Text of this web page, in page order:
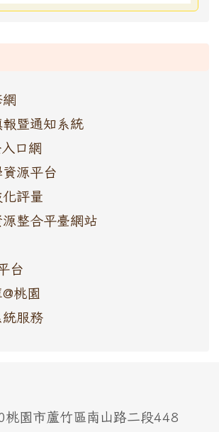
網
暨通知系統
口網
源平台
評量
整合平臺網站
台
桃園
統服務
園市蘆竹區南山路二段448